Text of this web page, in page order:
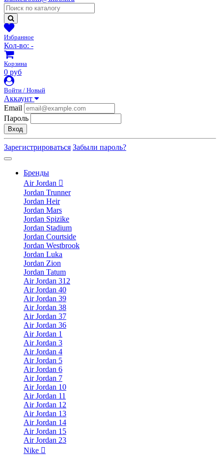
Избранное
Кол-во: -
Корзина
0 руб
Войти / Новый
Аккаунт
Email
Пароль
Вход
Зарегистрироваться Забыли пароль?
Бренды
Air Jordan
Jordan Trunner
Jordan Heir
Jordan Mars
Jordan Spizike
Jordan Stadium
Jordan Courtside
Jordan Westbrook
Jordan Luka
Jordan Zion
Jordan Tatum
Air Jordan 312
Air Jordan 40
Air Jordan 39
Air Jordan 38
Air Jordan 37
Air Jordan 36
Air Jordan 1
Air Jordan 3
Air Jordan 4
Air Jordan 5
Air Jordan 6
Air Jordan 7
Air Jordan 10
Air Jordan 11
Air Jordan 12
Air Jordan 13
Air Jordan 14
Air Jordan 15
Air Jordan 23
Nike